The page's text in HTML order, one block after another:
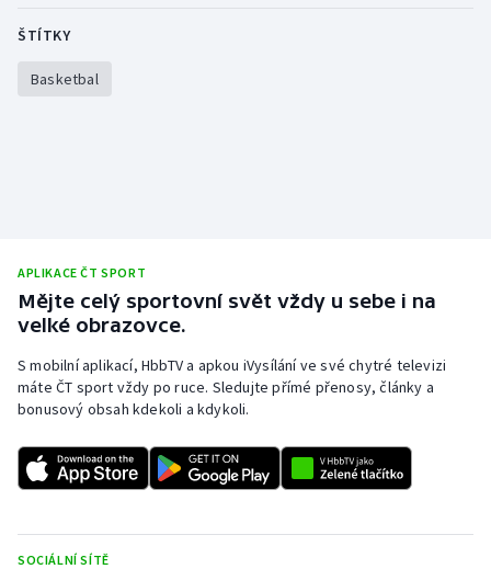
ŠTÍTKY
Basketbal
APLIKACE ČT SPORT
Mějte celý sportovní svět vždy u sebe i na
velké obrazovce.
S mobilní aplikací, HbbTV a apkou iVysílání ve své chytré televizi
máte ČT sport vždy po ruce. Sledujte přímé přenosy, články a
bonusový obsah kdekoli a kdykoli.
SOCIÁLNÍ SÍTĚ